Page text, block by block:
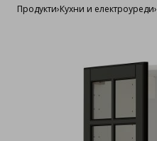
Продукти›Кухни и електроуреди›